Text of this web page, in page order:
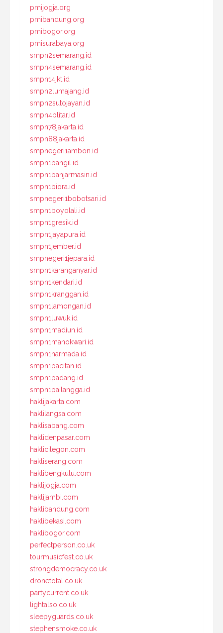
pmijogja.org
pmibandung.org
pmibogor.org
pmisurabaya.org
smpn2semarang.id
smpn4semarang.id
smpn14jkt.id
smpn2lumajang.id
smpn2sutojayan.id
smpn4blitar.id
smpn78jakarta.id
smpn88jakarta.id
smpnegeri1ambon.id
smpn1bangil.id
smpn1banjarmasin.id
smpn1biora.id
smpnegeri1bobotsari.id
smpn1boyolali.id
smpn1gresik.id
smpn1jayapura.id
smpn1jember.id
smpnegeri1jepara.id
smpn1karanganyar.id
smpn1kendari.id
smpn1kranggan.id
smpn1lamongan.id
smpn1luwuk.id
smpn1madiun.id
smpn1manokwari.id
smpn1narmada.id
smpn1pacitan.id
smpn1padang.id
smpn1pailangga.id
haklijakarta.com
haklilangsa.com
haklisabang.com
haklidenpasar.com
haklicilegon.com
hakliserang.com
haklibengkulu.com
haklijogja.com
haklijambi.com
haklibandung.com
haklibekasi.com
haklibogor.com
perfectperson.co.uk
tourmusicfest.co.uk
strongdemocracy.co.uk
dronetotal.co.uk
partycurrent.co.uk
lightalso.co.uk
sleepyguards.co.uk
stephensmoke.co.uk